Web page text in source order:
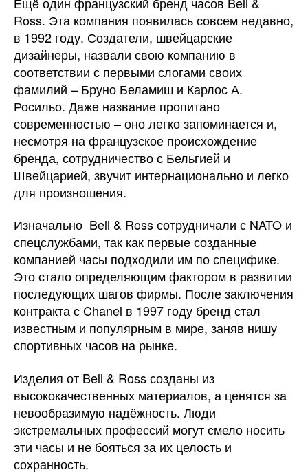
Ross. Эта компания появилась совсем недавно,
в 1992 году. Создатели, швейцарские
дизайнеры, назвали свою компанию в
соответствии с первыми слогами своих
фамилий – Бруно Беламиш и Карлос А.
Росильо. Даже название пропитано
современностью – оно легко запоминается и,
несмотря на французское происхождение
бренда, сотрудничество с Бельгией и
Швейцарией, звучит интернационально и легко
для произношения.
Изначально Bell & Ross сотрудничали с NATO и
спецслужбами, так как первые созданные
компанией часы подходили им по специфике.
Это стало определяющим фактором в развитии
последующих шагов фирмы. После заключения
контракта с Chanel в 1997 году бренд стал
известным и популярным в мире, заняв нишу
спортивных часов на рынке.
Изделия от Bell & Ross созданы из
высококачественных материалов, а ценятся за
невообразимую надёжность. Люди
экстремальных профессий могут смело носить
эти часы и не бояться за их целость и
сохранность.